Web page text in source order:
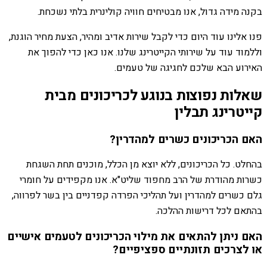
בקנה מידה גדול, אנו מבטיחים חוויה קולינרית בלתי נשכחת.
פנו אלינו עוד היום כדי לקבל שירות אדיב ומהיר, הצעת מחיר הוגנת,
וללמוד עוד על שירותי הקייטרינג שלנו. אנו כאן כדי להפוך את
האירוע הבא שלכם לחגיגה של טעמים.
שאלות נפוצות בנוגע לכריכונים מבית
קייטרינג תבלין
האם הכריכונים כשרים למהדרין?
בהחלט. כל הכריכונים, ללא יוצא מן הכלל, מוכנים תחת השגחת
כשרות מהודרת של הרב מחפוד שליט"א. אנו מקפידים על חומרי
גלם כשרים למהדרין ועל תהליכי הפרדה קפדניים בין בשר לפרווה,
בהתאם לכל דרישות ההלכה.
האם ניתן להתאים את מילוי הכריכונים לטעמים אישיים
או לצרכים תזונתיים ספציפיים?